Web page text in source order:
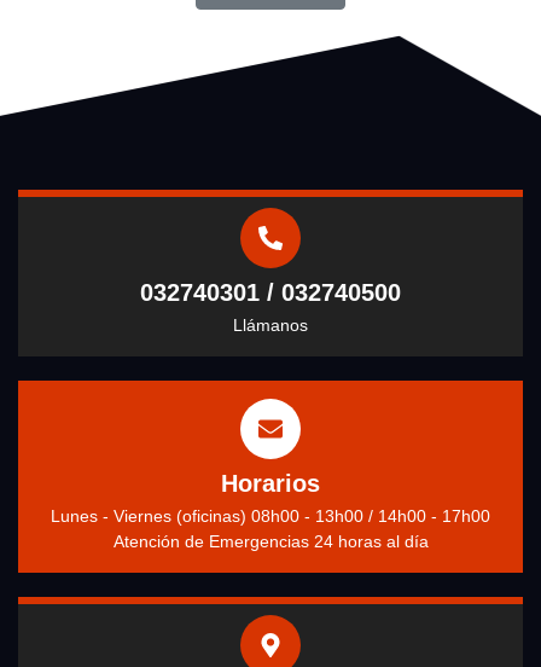
032740301 / 032740500
Llámanos
Horarios
Lunes - Viernes (oficinas) 08h00 - 13h00 / 14h00 - 17h00
Atención de Emergencias 24 horas al día